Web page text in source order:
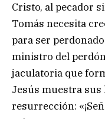
Cristo, al pecador
Tomás necesita
para ser
ministro del
jaculatoria que
Jesús muestra
resurrección: